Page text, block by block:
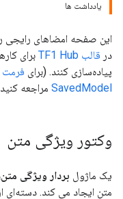
یادداشت ها
این صفحه امضاهای رایجی
در قالب TF1 Hub
برای
پیاده‌سازی کنند. (برای فرمت TF2 SavedModel
SavedModel مراجعه
وکتور ویژگی متن
یک ماژول بردار ویژگی
متن ایجاد می کند. دسته‌ای